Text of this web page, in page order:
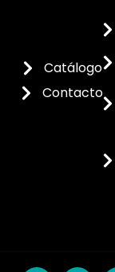
Catálogo
Contacto